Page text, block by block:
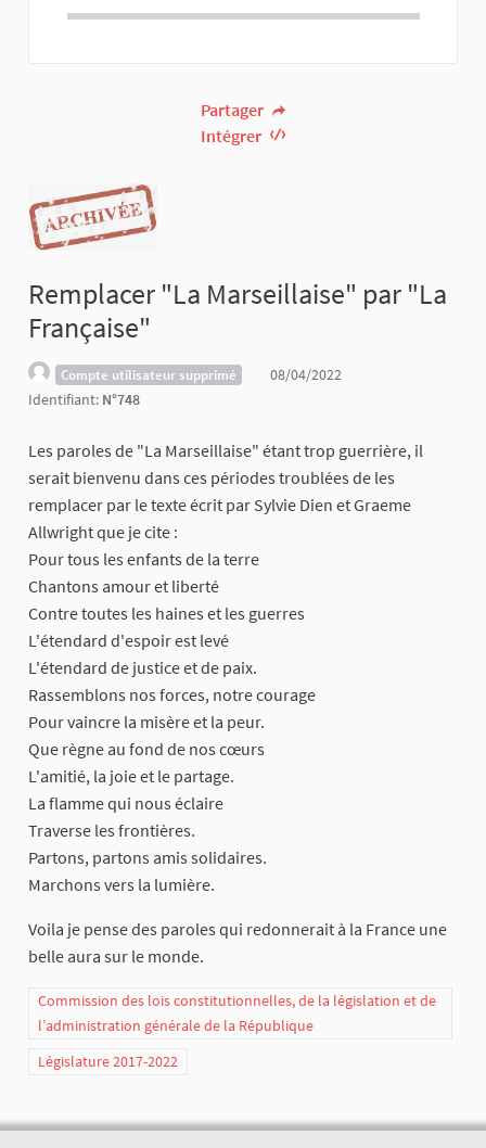
Partager
Intégrer
Remplacer "La Marseillaise" par "La
Française"
Compte utilisateur supprimé
08/04/2022
Identifiant: N°748
Les paroles de "La Marseillaise" étant trop guerrière, il
serait bienvenu dans ces périodes troublées de les
remplacer par le texte écrit par Sylvie Dien et Graeme
Allwright que je cite :
Pour tous les enfants de la terre
Chantons amour et liberté
Contre toutes les haines et les guerres
L'étendard d'espoir est levé
L'étendard de justice et de paix.
Rassemblons nos forces, notre courage
Pour vaincre la misère et la peur.
Que règne au fond de nos cœurs
L'amitié, la joie et le partage.
La flamme qui nous éclaire
Traverse les frontières.
Partons, partons amis solidaires.
Marchons vers la lumière.
Voila je pense des paroles qui redonnerait à la France une
belle aura sur le monde.
Commission des lois constitutionnelles, de la législation et de
l’administration générale de la République
Législature 2017-2022